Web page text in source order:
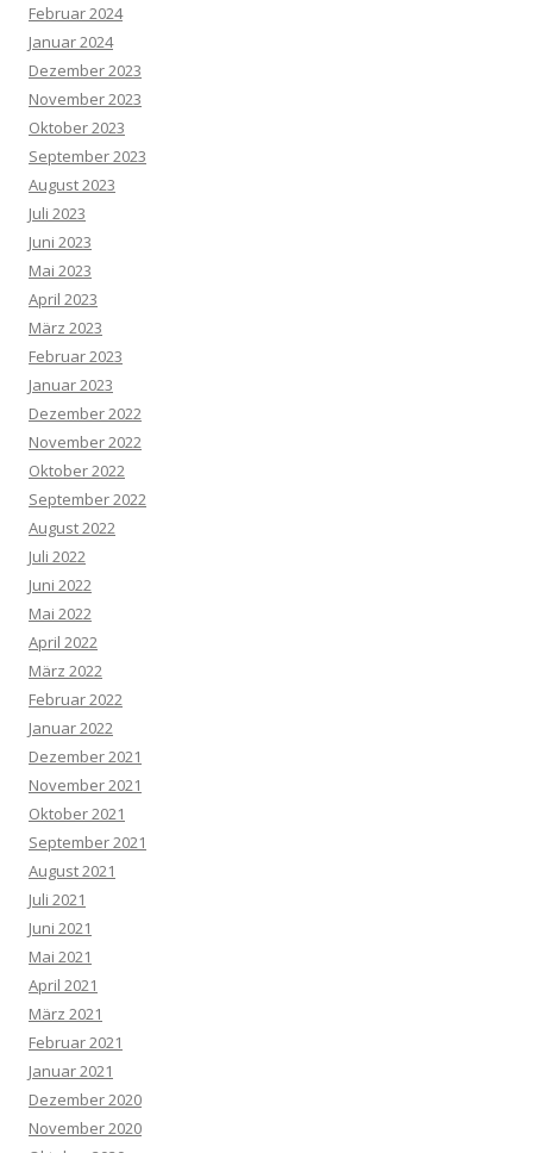
Februar 2024
Januar 2024
Dezember 2023
November 2023
Oktober 2023
September 2023
August 2023
Juli 2023
Juni 2023
Mai 2023
April 2023
März 2023
Februar 2023
Januar 2023
Dezember 2022
November 2022
Oktober 2022
September 2022
August 2022
Juli 2022
Juni 2022
Mai 2022
April 2022
März 2022
Februar 2022
Januar 2022
Dezember 2021
November 2021
Oktober 2021
September 2021
August 2021
Juli 2021
Juni 2021
Mai 2021
April 2021
März 2021
Februar 2021
Januar 2021
Dezember 2020
November 2020